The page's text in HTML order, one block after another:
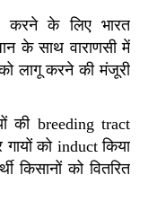
करने के लिए भारत
के साथ वाराणसी में
लागू करने की मंजूरी
की breeding tract
गायों को induct किया
किसानों को वितरित